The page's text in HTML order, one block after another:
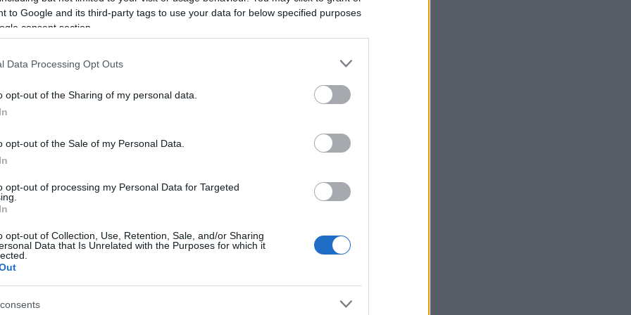
to Google and its third-party tags to use your data for below specified purposes
consent section.
Data Processing Opt Outs
opt-out of the Sharing of my personal data.
opt-out of the Sale of my Personal Data.
opt-out of processing my Personal Data for Targeted
opt-out of Collection, Use, Retention, Sale, and/or Sharing
Data that Is Unrelated with the Purposes for which it
45′), Κοκτσού (Ακγκουν 62′), Γκιουλέρ,
Facebook Twitter Pinterest LinkedIn
ΕΠΌΜΕΝΟ ΆΡΘΡΟ
αλλάζει ο χάρτης στις ροές «μαύρου χρυσού»
στη Μέση Ανατολή